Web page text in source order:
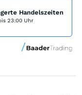
Handelszeiten
23:00 Uhr